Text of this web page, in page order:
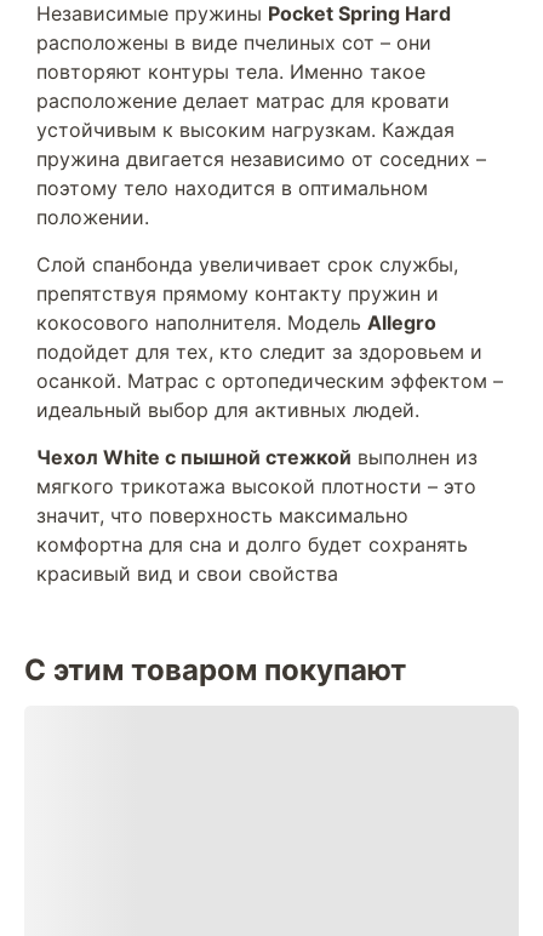
Независимые пружины Pocket Spring Hard
расположены в виде пчелиных сот – они
повторяют контуры тела. Именно такое
расположение делает матрас для кровати
устойчивым к высоким нагрузкам. Каждая
пружина двигается независимо от соседних –
поэтому тело находится в оптимальном
положении.
Слой спанбонда увеличивает срок службы,
препятствуя прямому контакту пружин и
кокосового наполнителя. Модель Allegro
подойдет для тех, кто следит за здоровьем и
осанкой. Матрас с ортопедическим эффектом –
идеальный выбор для активных людей.
Чехол White с пышной стежкой выполнен из
мягкого трикотажа высокой плотности – это
значит, что поверхность максимально
комфортна для сна и долго будет сохранять
красивый вид и свои свойства
С этим товаром покупают